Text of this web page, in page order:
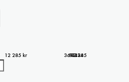
12 285 kr 0
3 071
6 143
9 214
12 285